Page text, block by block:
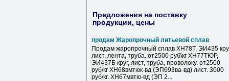
Предложения на поставку
продукции, цены
продам Жаропрочный литьевой сплав
Продам жаропрочный сплав ХН78Т, ЭИ435
лист, лента, труба. от2500 руб\кг ХН77ТЮР,
ЭИ437Б круг, лист, труба, проволоку. от2500
руб/кг ХН68вмтюк-вд (ЭП693ва-вд) лист. 3000
руб/кг. ХН67мвтю-вд (ЭП 2...